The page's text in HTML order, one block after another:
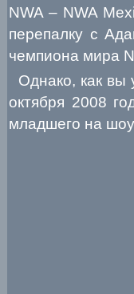
NWA – NWA
перепалку с
чемпиона мира
Однако, как вы
октября 2008
младшего на